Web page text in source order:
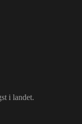
i landet.